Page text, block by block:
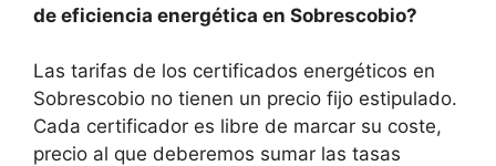
de eficiencia energética en Sobrescobio?
Las tarifas de los certificados energéticos en
Sobrescobio no tienen un precio fijo estipulado.
Cada certificador es libre de marcar su coste,
precio al que deberemos sumar las tasas